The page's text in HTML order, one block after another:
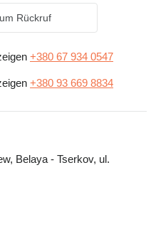
Rückruf
+380 67 934 0547
+380 93 669 8834
Belaya - Tserkov, ul.